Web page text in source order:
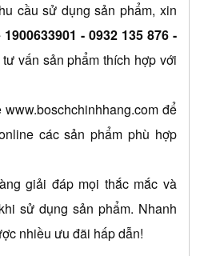
cầu sử dụng sản phẩm, xin
- 0932 135 876 -
vấn sản phẩm thích hợp với
www.boschchinhhang.com để
các sản phẩm phù hợp
giải đáp mọi thắc mắc và
sử dụng sản phẩm. Nhanh
nhiều ưu đãi hấp dẫn!